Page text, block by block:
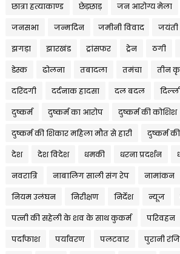
छात्रा हत्याकाण्ड छेड़छाड़ जन आरोग्य मेला
जनसभा जन्मदिन जमीनी विवाद जयंती
झगड़ा झारखंड ट्रांसफर ट्रेन ठगी
डेस्क ढोलना तबादला तमंचा तीन
दरिंदगी दर्दनाक हादसा दल बदल
दुष्कर्म दुष्कर्म का आरोप दुष्कर्म की कोशिश
दुष्कर्म की शिकार महिला मौत से हारी दुष्कर्म
देश देश विदेश धमकी धरना प्रदर्शन
नवरात्रि नाबालिग साली संग रेप नामांकन
नियम उलंघन निरीक्षण निर्देश न्यूज
पत्नी की सहेली के शव के साथ कुकर्म परिवहन
पर्दाफाश पर्यावरण पलटवार पुरानी